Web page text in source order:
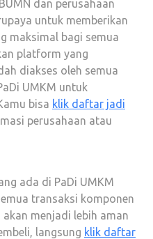
dan perusahaan
untuk memberikan
maksimal bagi semua
platform yang
diakses oleh semua
UMKM untuk
bisa klik daftar jadi
perusahaan atau
ada di PaDi UMKM
transaksi komponen
menjadi lebih aman
langsung klik daftar